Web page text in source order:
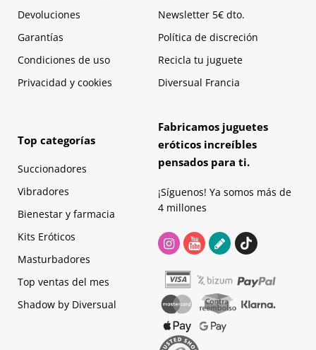
Devoluciones
Garantías
Condiciones de uso
Privacidad y cookies
Newsletter 5€ dto.
Política de discreción
Recicla tu juguete
Diversual Francia
Top categorías
Succionadores
Vibradores
Bienestar y farmacia
Kits Eróticos
Masturbadores
Top ventas del mes
Shadow by Diversual
Fabricamos juguetes
eróticos increíbles
pensados para ti.
¡Síguenos! Ya somos más de
4 millones